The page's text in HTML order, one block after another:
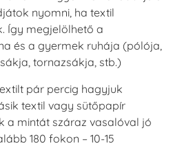
-
Vízkék
Ft
nyomni, ha textil
Így megjelölhető a
és a gyermek ruhája (pólója,
tornazsákja, stb.)
pár percig hagyjuk
textil vagy sütőpapír
a mintát száraz vasalóval jó
180 fokon – 10-15